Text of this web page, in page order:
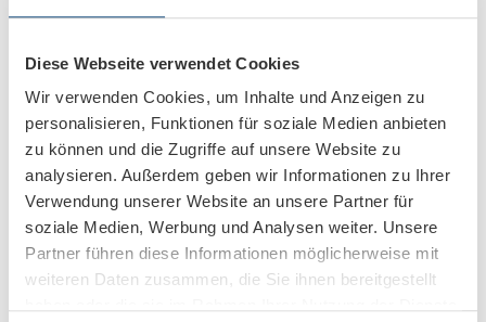
Diese Webseite verwendet Cookies
Wir verwenden Cookies, um Inhalte und Anzeigen zu
personalisieren, Funktionen für soziale Medien anbieten
zu können und die Zugriffe auf unsere Website zu
analysieren. Außerdem geben wir Informationen zu Ihrer
Verwendung unserer Website an unsere Partner für
soziale Medien, Werbung und Analysen weiter. Unsere
Partner führen diese Informationen möglicherweise mit
weiteren Daten zusammen, die Sie ihnen bereitgestellt
anfordern[/it_heading][ansprechpartner][templatera id=“11137″]
family=“Roboto Condensed“ weight=““ sub_weight=““
el_class=“video“]Entdecken Sie die neusten Innovationen aus
dem Bereich der Videokonferenz[/it_heading][templatera
id=“9206″][it_heading heading_style=“style3″
heading_align=“centered“ tag=“h2″ weight=““ sub_weight=““
padd_top=“40″] Unsere Referenzen im Bereich
Videokonferenz[/it_heading][pik_projekte category="41" to_show
= "8"][it_heading heading_align=“centered“ weight=““
sub_weight=““]Aktuelle News zu Videokonferenzen[/it_heading]